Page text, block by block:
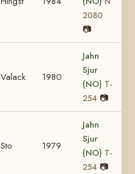
2080
📷
Valack 1980
Jahn
Sjur
(NO) T-
254 📷
Sto 1979
Jahn
Sjur
(NO) T-
254 📷